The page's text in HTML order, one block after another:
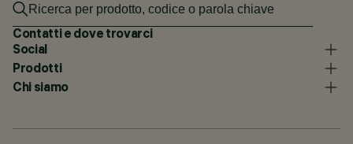
Contatti e dove trovarci
Social
Prodotti
Chi siamo